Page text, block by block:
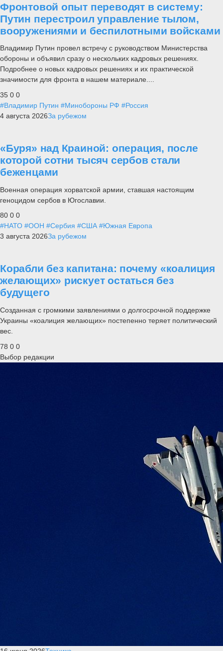
Фронтовой опыт переводят в систему:
Путин перестроил управление тылом,
вооружениями и беспилотными войсками
Владимир Путин провел встречу с руководством Министерства
обороны и объявил сразу о нескольких кадровых решениях.
Подробнее о новых кадровых решениях и их практической
значимости для фронта в нашем материале....
35 0 0
#Владимир Путин #Минобороны РФ #Россия
4 августа 2026За рубежом
«Буря» над Краиной: операция, после
которой сотни тысяч сербов стали
беженцами
Военная операция хорватской армии, ставшая настоящим
геноцидом сербов в Югославии.
80 0 0
#НАТО #ООН #Сербия #США #Южная Европа
3 августа 2026За рубежом
Корабли без капитана: почему «коалиция
желающих» рискует остаться без
будущего
Созданная с громкими заявлениями о долгосрочной поддержке
Украины «коалиция желающих» постепенно теряет политический
вес.
78 0 0
Выбор редакции